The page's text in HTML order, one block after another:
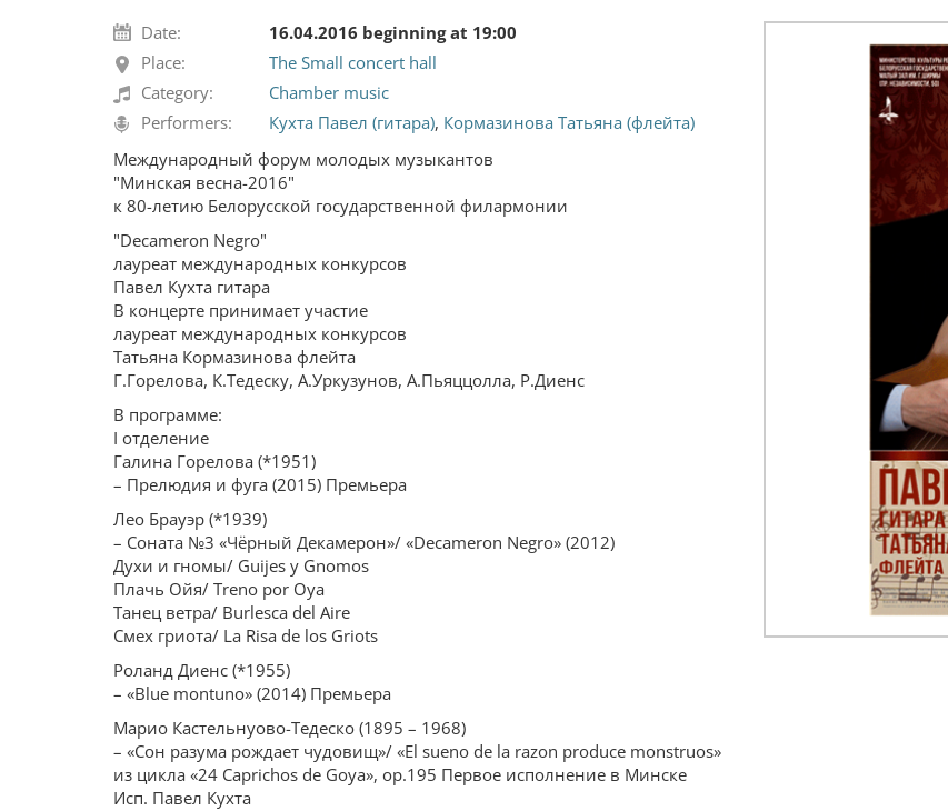
Date:
16.04.2016 beginning at 19:00
Place:
The Small concert hall
Category:
Chamber music
Performers:
Кухта Павел (гитара), Кормазинова Татьяна (флейта)
Международный форум молодых музыкантов
"Минская весна-2016"
к 80-летию Белорусской государственной филармонии
"Decameron Negro"
лауреат международных конкурсов
Павел Кухта гитара
В концерте принимает участие
лауреат международных конкурсов
Татьяна Кормазинова флейта
Г.Горелова, К.Тедеску, А.Уркузунов, А.Пьяццолла, Р.Диенс
В программе:
I отделение
Галина Горелова (*1951)
– Прелюдия и фуга (2015) Премьера
Лео Брауэр (*1939)
– Соната №3 «Чёрный Декамерон»/ «Decameron Negro» (2012)
Духи и гномы/ Guijes y Gnomos
Плачь Ойя/ Treno por Oya
Танец ветра/ Burlesca del Aire
Смех гриота/ La Risa de los Griots
Роланд Диенс (*1955)
– «Blue montuno» (2014) Премьера
Марио Кастельнуово-Тедеско (1895 – 1968)
– «Сон разума рождает чудовищ»/ «El sueno de la razon produce monstruos»
из цикла «24 Caprichos de Goya», ор.195 Первое исполнение в Минске
Исп. Павел Кухта